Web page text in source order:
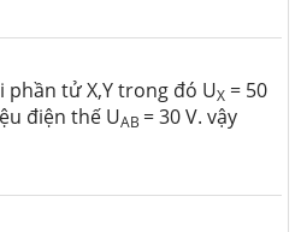
phần tử X,Y trong đó UX = 50
điện thế UAB = 30 V. vậy